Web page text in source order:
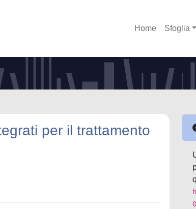
Home Sfoglia
per il trattamento